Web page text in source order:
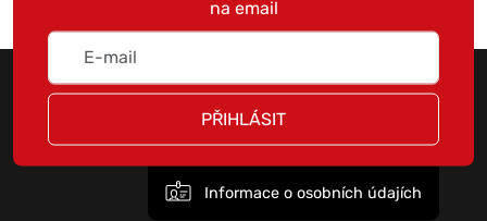
na email
PŘIHLÁSIT
Informace o osobních údajích